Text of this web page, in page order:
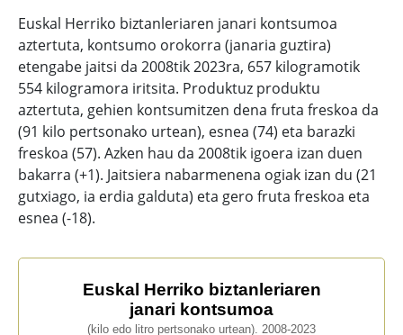
Euskal Herriko biztanleriaren janari kontsumoa
aztertuta, kontsumo orokorra (janaria guztira)
etengabe jaitsi da 2008tik 2023ra, 657 kilogramotik
554 kilogramora iritsita. Produktuz produktu
aztertuta, gehien kontsumitzen dena fruta freskoa da
(91 kilo pertsonako urtean), esnea (74) eta barazki
freskoa (57). Azken hau da 2008tik igoera izan duen
bakarra (+1). Jaitsiera nabarmenena ogiak izan du (21
gutxiago, ia erdia galduta) eta gero fruta freskoa eta
esnea (-18).
Euskal Herriko biztanleriaren janari kontsumoa
Line chart with 12 lines.
Euskal Herriko biztanleriaren
janari kontsumoa
(kilo edo litro pertsonako urtean). 2008-2023